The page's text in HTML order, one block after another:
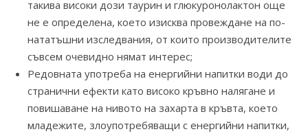
такива високи дози таурин и глюкуронолактон още
не е определена, което изисква провеждане на по-
нататъшни изследвания, от които производителите
съвсем очевидно нямат интерес;
Редовната употреба на енергийни напитки води до
странични ефекти като високо кръвно налягане и
повишаване на нивото на захарта в кръвта, което
младежите, злоупотребяващи с енергийни напитки,